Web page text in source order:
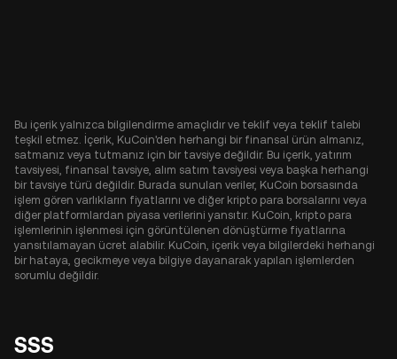
Bu içerik yalnızca bilgilendirme amaçlıdır ve teklif veya teklif talebi
teşkil etmez. İçerik, KuCoin'den herhangi bir finansal ürün almanız,
satmanız veya tutmanız için bir tavsiye değildir. Bu içerik, yatırım
tavsiyesi, finansal tavsiye, alım satım tavsiyesi veya başka herhangi
bir tavsiye türü değildir. Burada sunulan veriler, KuCoin borsasında
işlem gören varlıkların fiyatlarını ve diğer kripto para borsalarını veya
diğer platformlardan piyasa verilerini yansıtır. KuCoin, kripto para
işlemlerinin işlenmesi için görüntülenen dönüştürme fiyatlarına
yansıtılamayan ücret alabilir. KuCoin, içerik veya bilgilerdeki herhangi
bir hataya, gecikmeye veya bilgiye dayanarak yapılan işlemlerden
sorumlu değildir.
SSS